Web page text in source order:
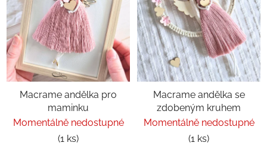
Macrame andělka pro
maminku
Momentálně nedostupné
(1 ks)
Macrame andělka se
zdobeným kruhem
Momentálně nedostupné
(1 ks)